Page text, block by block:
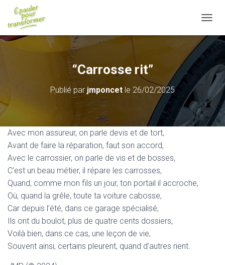
É
P
E
L
A
A
“Carrosse rit”
Publié par jmponcet le 26/02/2025
Avec mon assureur, on parle devis et de tort,
Avant de faire la réparation, faut son accord,
Avec le carrossier, on parle de vis et de bosses,
C’est un beau métier, il répare les carrosses,
Quand, comme mon fils un jour, ton portail il accroche,
Où, quand la grêle, toute ta voiture cabosse,
Car depuis l’été, dans ce garage spécialisé,
Ils ont du boulot, plus de quatre cents dossiers,
Voilà bien, dans ce cas, une leçon de vie,
Souvent ainsi, certains pleurent, quand d’autres rient.